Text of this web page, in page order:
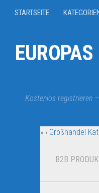
STARTSEITE
Kostenlos registrieren
» › Großhandel
B2B